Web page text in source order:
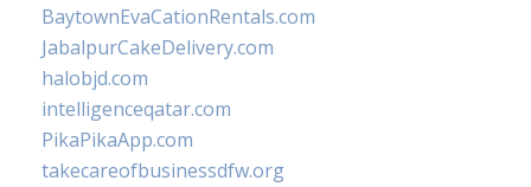
BaytownEvaCationRentals.com
JabalpurCakeDelivery.com
halobjd.com
intelligenceqatar.com
PikaPikaApp.com
takecareofbusinessdfw.org